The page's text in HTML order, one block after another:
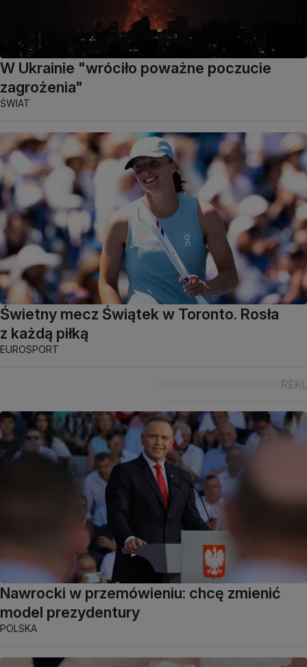
W Ukrainie "wróciło poważne poczucie
zagrożenia"
ŚWIAT
Świetny mecz Świątek w Toronto. Rosła
z każdą piłką
EUROSPORT
Nawrocki w przemówieniu: chcę zmienić
model prezydentury
POLSKA